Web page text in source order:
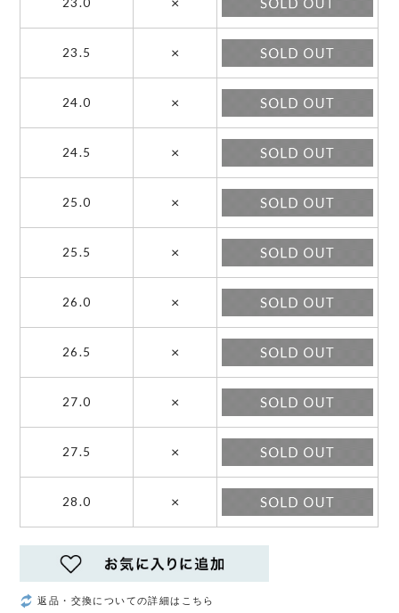
23.5 ×
24.0 ×
24.5 ×
25.0 ×
25.5 ×
26.0 ×
26.5 ×
27.0 ×
27.5 ×
28.0 ×
返品・交換についての詳細はこちら